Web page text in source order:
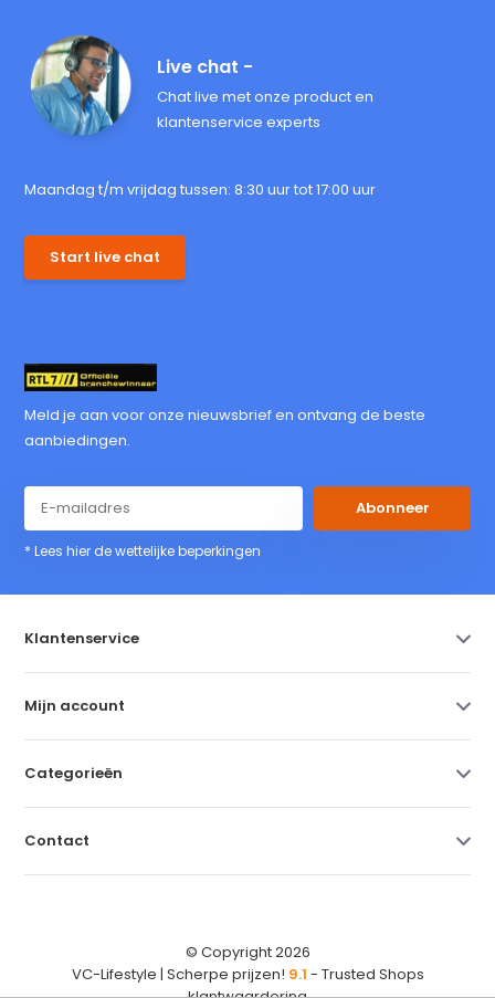
Live chat -
Chat live met onze product en
klantenservice experts
Maandag t/m vrijdag tussen: 8:30 uur tot 17:00 uur
Start live chat
Meld je aan voor onze nieuwsbrief en ontvang de beste
aanbiedingen.
Abonneer
* Lees hier de wettelijke beperkingen
Klantenservice
Mijn account
Categorieën
Contact
© Copyright 2026
VC-Lifestyle | Scherpe prijzen! 9.1 - Trusted Shops